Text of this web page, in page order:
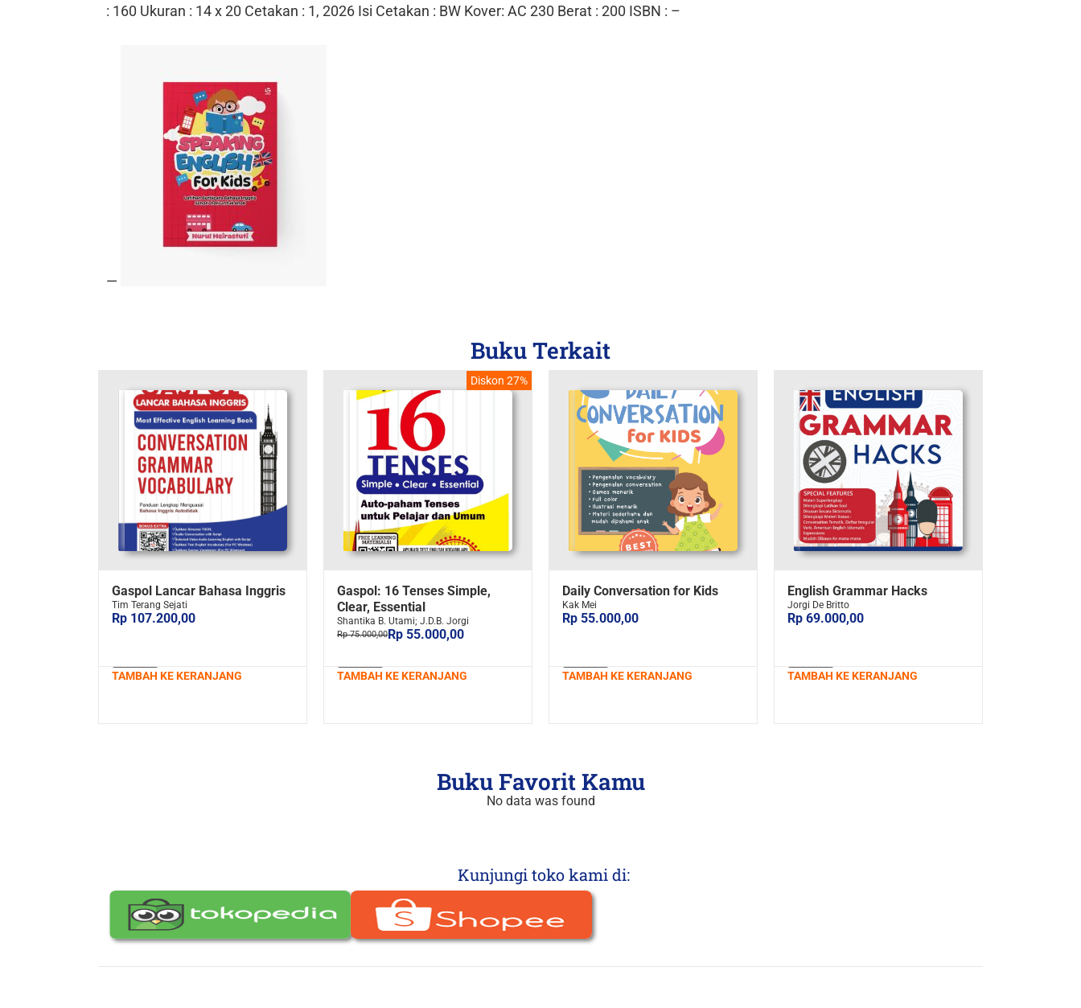
: 160 Ukuran : 14 x 20 Cetakan : 1, 2026 Isi Cetakan : BW Kover: AC 230 Berat : 200 ISBN : –
—
Buku Terkait
Gaspol Lancar Bahasa Inggris
Tim Terang Sejati
Rp 107.200,00
TAMBAH KE KERANJANG
Diskon 27%
Gaspol: 16 Tenses Simple,
Clear, Essential
Shantika B. Utami; J.D.B. Jorgi
Rp 75.000,00Rp 55.000,00
TAMBAH KE KERANJANG
Daily Conversation for Kids
Kak Mei
Rp 55.000,00
TAMBAH KE KERANJANG
English Grammar Hacks
Jorgi De Britto
Rp 69.000,00
TAMBAH KE KERANJANG
Buku Favorit Kamu
No data was found
Kunjungi toko kami di: